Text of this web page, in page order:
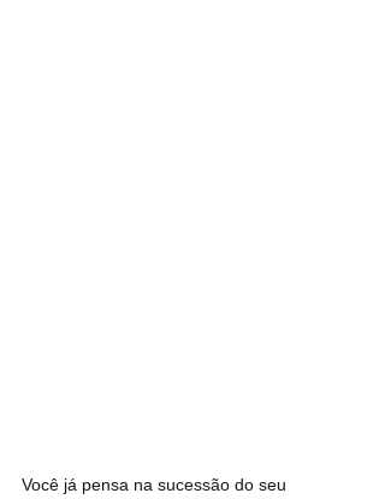
Você já pensa na sucessão do seu